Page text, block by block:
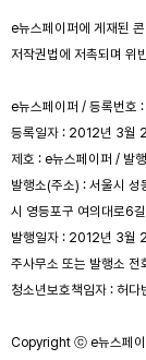
e뉴스페이퍼에 게재된
저작권법에 저촉되며 위
e뉴스페이퍼 / 등록번
등록일자 : 2012년 3월
제호 : e뉴스페이퍼 / 발
발행소(주소) : 서울시
시 영등포구 여의대로6
발행일자 : 2012년 3월
주사무소 또는 발행소
청소년보호책임자 : 허다
Copyright ⓒ e뉴스페